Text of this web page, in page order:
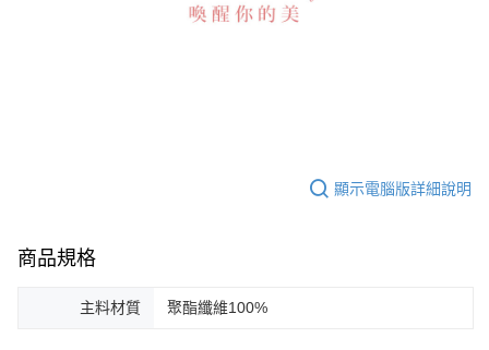
顯示電腦版詳細說明
商品規格
主料材質 聚酯纖維100%